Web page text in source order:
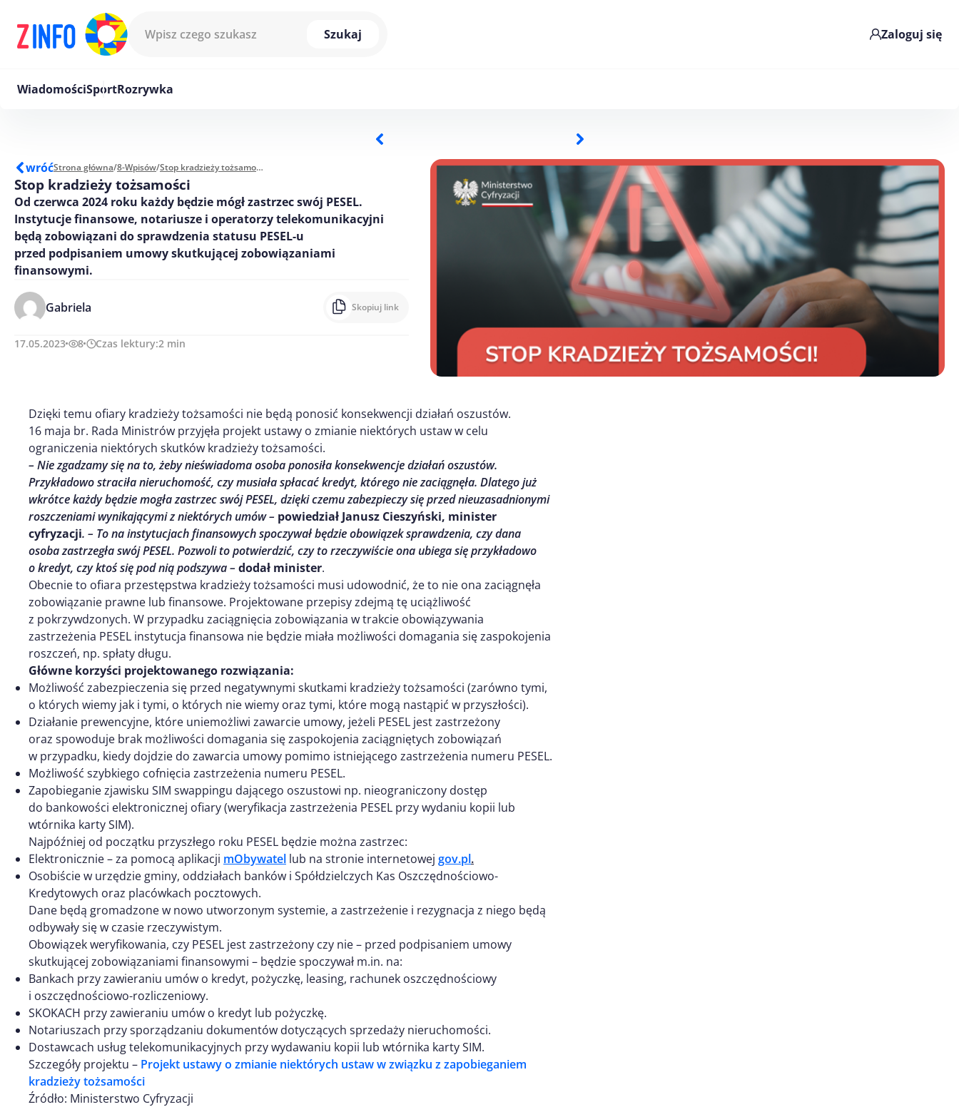
Szukaj
Zaloguj się
WiadomościSportRozrywka
wróćStrona główna/8-Wpisów/ Stop kradzieży tożsamości
Stop kradzieży tożsamości
Od czerwca 2024 roku każdy będzie mógł zastrzec swój PESEL.
Instytucje finansowe, notariusze i operatorzy telekomunikacyjni
będą zobowiązani do sprawdzenia statusu PESEL-u
przed podpisaniem umowy skutkującej zobowiązaniami
finansowymi.
Gabriela Skopiuj link
17.05.2023 8 Czas lektury:2 min
Dzięki temu ofiary kradzieży tożsamości nie będą ponosić konsekwencji działań oszustów.
16 maja br. Rada Ministrów przyjęła projekt ustawy o zmianie niektórych ustaw w celu
ograniczenia niektórych skutków kradzieży tożsamości.
– Nie zgadzamy się na to, żeby nieświadoma osoba ponosiła konsekwencje działań oszustów.
Przykładowo straciła nieruchomość, czy musiała spłacać kredyt, którego nie zaciągnęła. Dlatego już
wkrótce każdy będzie mogła zastrzec swój PESEL, dzięki czemu zabezpieczy się przed nieuzasadnionymi
roszczeniami wynikającymi z niektórych umów – powiedział Janusz Cieszyński, minister
cyfryzacji. – To na instytucjach finansowych spoczywał będzie obowiązek sprawdzenia, czy dana
osoba zastrzegła swój PESEL. Pozwoli to potwierdzić, czy to rzeczywiście ona ubiega się przykładowo
o kredyt, czy ktoś się pod nią podszywa – dodał minister.
Obecnie to ofiara przestępstwa kradzieży tożsamości musi udowodnić, że to nie ona zaciągnęła
zobowiązanie prawne lub finansowe. Projektowane przepisy zdejmą tę uciążliwość
z pokrzywdzonych. W przypadku zaciągnięcia zobowiązania w trakcie obowiązywania
zastrzeżenia PESEL instytucja finansowa nie będzie miała możliwości domagania się zaspokojenia
roszczeń, np. spłaty długu.
Główne korzyści projektowanego rozwiązania:
Możliwość zabezpieczenia się przed negatywnymi skutkami kradzieży tożsamości (zarówno tymi,
o których wiemy jak i tymi, o których nie wiemy oraz tymi, które mogą nastąpić w przyszłości).
Działanie prewencyjne, które uniemożliwi zawarcie umowy, jeżeli PESEL jest zastrzeżony
oraz spowoduje brak możliwości domagania się zaspokojenia zaciągniętych zobowiązań
w przypadku, kiedy dojdzie do zawarcia umowy pomimo istniejącego zastrzeżenia numeru PESEL.
Możliwość szybkiego cofnięcia zastrzeżenia numeru PESEL.
Zapobieganie zjawisku SIM swappingu dającego oszustowi np. nieograniczony dostęp
do bankowości elektronicznej ofiary (weryfikacja zastrzeżenia PESEL przy wydaniu kopii lub
wtórnika karty SIM).
Najpóźniej od początku przyszłego roku PESEL będzie można zastrzec:
Elektronicznie – za pomocą aplikacji mObywatel lub na stronie internetowej gov.pl.
Osobiście w urzędzie gminy, oddziałach banków i Spółdzielczych Kas Oszczędnościowo-
Kredytowych oraz placówkach pocztowych.
Dane będą gromadzone w nowo utworzonym systemie, a zastrzeżenie i rezygnacja z niego będą
odbywały się w czasie rzeczywistym.
Obowiązek weryfikowania, czy PESEL jest zastrzeżony czy nie – przed podpisaniem umowy
skutkującej zobowiązaniami finansowymi – będzie spoczywał m.in. na:
Bankach przy zawieraniu umów o kredyt, pożyczkę, leasing, rachunek oszczędnościowy
i oszczędnościowo-rozliczeniowy.
SKOKACH przy zawieraniu umów o kredyt lub pożyczkę.
Notariuszach przy sporządzaniu dokumentów dotyczących sprzedaży nieruchomości.
Dostawcach usług telekomunikacyjnych przy wydawaniu kopii lub wtórnika karty SIM.
Szczegóły projektu – Projekt ustawy o zmianie niektórych ustaw w związku z zapobieganiem
kradzieży tożsamości
Źródło: Ministerstwo Cyfryzacji